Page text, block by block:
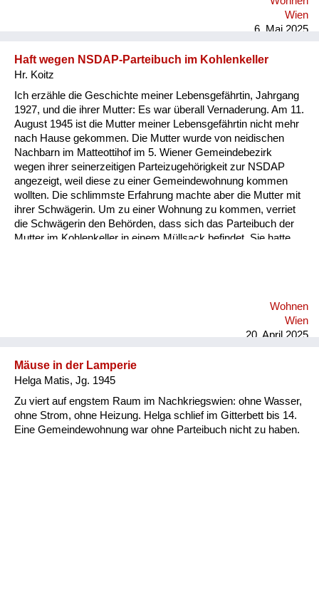
Wohnen
Marschgesänge, die die Russen beim Marschieren durch die
Wien
6. Mai 2025
Haft wegen NSDAP-Parteibuch im Kohlenkeller
Hr. Koitz
Ich erzähle die Geschichte meiner Lebensgefährtin, Jahrgang
1927, und die ihrer Mutter: Es war überall Vernaderung. Am 11.
August 1945 ist die Mutter meiner Lebensgefährtin nicht mehr
nach Hause gekommen. Die Mutter wurde von neidischen
Nachbarn im Matteottihof im 5. Wiener Gemeindebezirk
wegen ihrer seinerzeitigen Parteizugehörigkeit zur NSDAP
angezeigt, weil diese zu einer Gemeindewohnung kommen
wollten. Die schlimmste Erfahrung machte aber die Mutter mit
ihrer Schwägerin. Um zu einer Wohnung zu kommen, verriet
die Schwägerin den Behörden, dass sich das Parteibuch der
Mutter im Kohlenkeller in einem Müllsack befindet. Sie hatte
Mutter meiner Lebensgefährtin frei, und zwar aus dem Grund,
Wohnen
Wien
20. April 2025
Mäuse in der Lamperie
Helga Matis, Jg. 1945
Zu viert auf engstem Raum im Nachkriegswien: ohne Wasser,
ohne Strom, ohne Heizung. Helga schlief im Gitterbett bis 14.
Eine Gemeindewohnung war ohne Parteibuch nicht zu haben.